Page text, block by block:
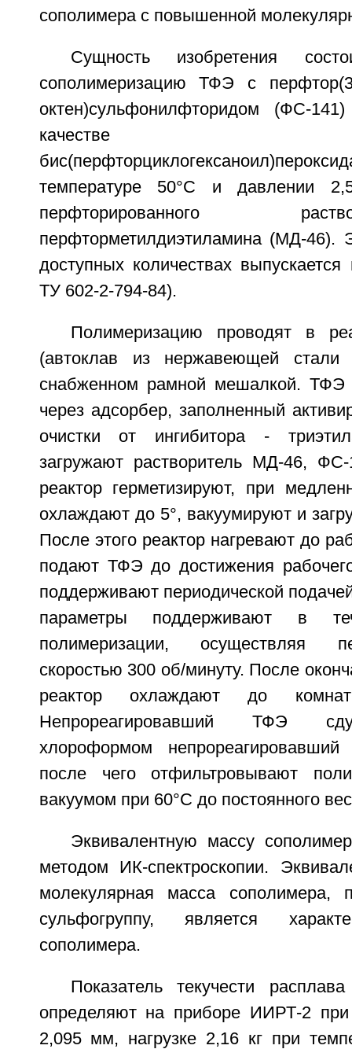
сополимера с повышенной
Сущность изобретения
сополимеризацию ТФЭ с
октен)сульфонилфторидом (ФС-
качестве
температуре 50°C и давлении
перфторированного
перфторметилдиэтиламина (МД-46).
доступных количествах
ТУ 602-2-794-84).
Полимеризацию проводят в
(автоклав из нержавеющей
снабженном рамной мешалкой. ТФЭ
через адсорбер, заполненный
очистки от ингибитора -
загружают растворитель МД-46,
реактор герметизируют, при
охлаждают до 5°, вакуумируют и
После этого реактор нагревают до
подают ТФЭ до достижения
поддерживают периодической
параметры поддерживают в
полимеризации, осуществляя
скоростью 300 об/минуту. После
реактор охлаждают до
Непрореагировавший ТФЭ
хлороформом
после чего отфильтровывают
вакуумом при 60°C до постоянного
Эквивалентную массу
методом ИК-спектроскопии.
молекулярная масса сополимера,
сульфогруппу, является
сополимера.
Показатель текучести
определяют на приборе ИИРТ-2
2,095 мм, нагрузке 2,16 кг при